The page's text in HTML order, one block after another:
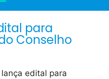
para
Conselho
edital para